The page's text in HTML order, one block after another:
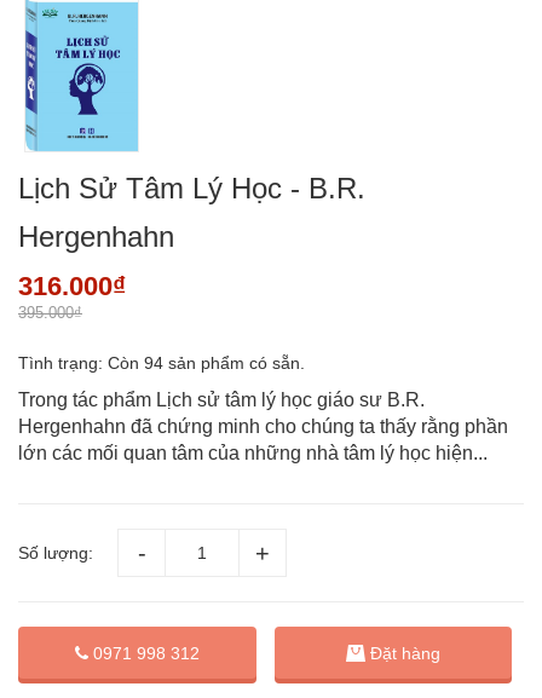
Lịch Sử Tâm Lý Học - B.R.
Hergenhahn
316.000₫
395.000₫
Tình trạng: Còn 94 sản phẩm có sẵn.
Trong tác phẩm Lịch sử tâm lý học giáo sư B.R.
Hergenhahn đã chứng minh cho chúng ta thấy rằng phần
lớn các mối quan tâm của những nhà tâm lý học hiện...
Số lượng:
0971 998 312 Đặt hàng